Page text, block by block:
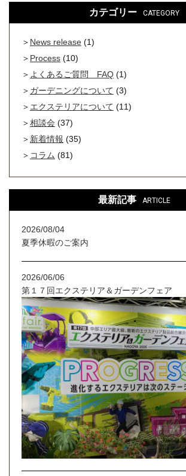
カテゴリー CATEGORY
News release (1)
Process (10)
よくあるご質問 FAQ (1)
ガーデニングについて (3)
エクステリアについて (11)
相談会 (37)
新着情報 (35)
コラム (81)
最新記事 ARTICLE
2026/08/04
夏季休暇のご案内
2026/06/06
第１７回エクステリア＆ガーデンフェア